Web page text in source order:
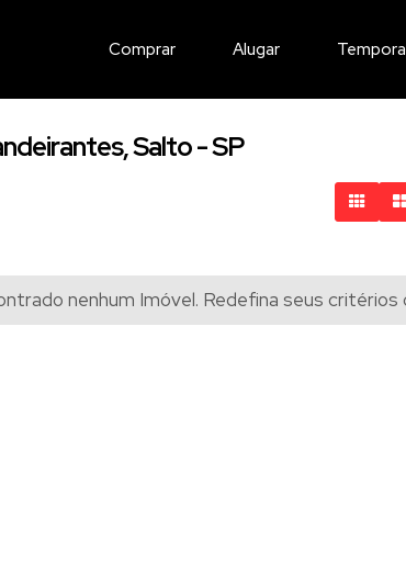
Comprar Alugar
Salto - SP
nenhum Imóvel. Redefina seus critérios